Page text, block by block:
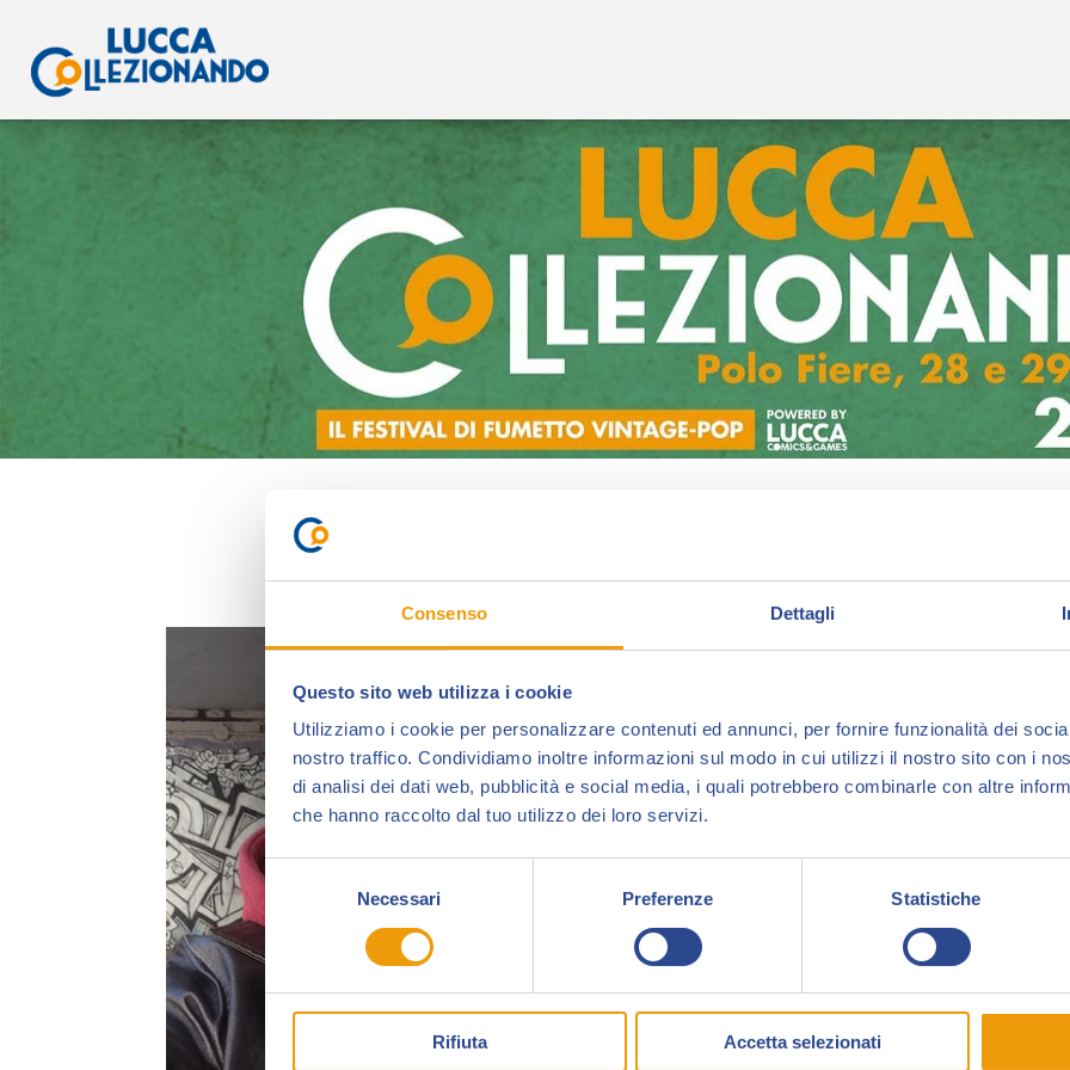
Consenso Dettagli
Questo sito web utilizza i cookie
Utilizziamo i cookie per personalizzare contenuti ed annunci, per fornire funzionalità dei
nostro traffico. Condividiamo inoltre informazioni sul modo in cui utilizzi il nostro sito con i
di analisi dei dati web, pubblicità e social media, i quali potrebbero combinarle con altre
che hanno raccolto dal tuo utilizzo dei loro servizi.
Selezione
consenso
Necessari Preferenze Statistiche
Rifiuta Accetta selezionati
, fumettista e art
Terminata la Scuola di Arte Applicata
lavorare nel 1990 come colorista per Il
(Edizioni Eden, Masters Edizioni, Star
TV, RCS ) e
passato nel settore Licensing con le sue
fumetti per tra cui Cagliostro E-press,
Luciano Costarelli è ospite di Collezionando